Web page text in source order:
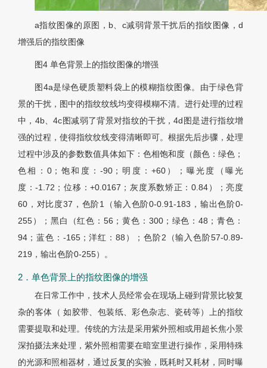
a指纹图像的原图，b、c减弱背景干扰后的指纹图像，d
增强后的指纹图像
图4 单色背景上的指纹图像的增强
图4a是绿色硬质塑料袋上的模糊指纹图像。由于绿色背
景的干扰，图中的指纹纹线均变得模糊不清。进行处理的过程
中，4b、4c图减弱了背景对指纹的干扰，4d图是进行指纹增
强的过程，使得指纹纹线变得清晰即可。根据先后步骤，处理
过程中涉及的参数数值具体如下：色相饱和度（颜色：绿色；
色相：0；饱和度：-90；明度：+60）；曝光度（曝光
度：-1.72；位移：+0.0167；灰度系数矫正：0.84）；亮度
60，对比度37，色阶1（输入色阶0-0.91-183，输出色阶0-
255）；黑白（红色：56；黄色：300；绿色：48；青色：
94；蓝色：-165；洋红：88）；色阶2（输入色阶57-0.89-
219，输出色阶0-255）。
2．单色背景上的指纹图像的增强
在日常工作中，技术人员经常会在现场上碰到背景比较复
杂的客体（ 如胶带、包装纸、彩色杂志、瓷砖等）上的指纹
需要提取和处理。传统的方法是采用紫外照相或用超长焦小景
深拍摄法来处理，紫外照相需要在暗室里进行操作，采用特殊
的光源和照相器材，通过反复的实验，既耗时又耗材，同时曝